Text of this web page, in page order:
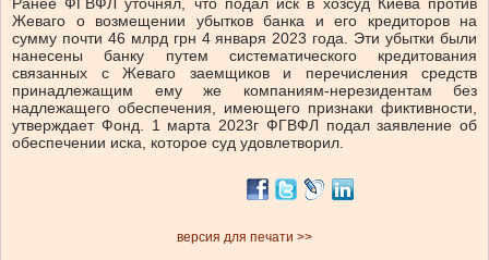
Ранее ФГВФЛ уточнял, что подал иск в хозсуд Киева против
Жеваго о возмещении убытков банка и его кредиторов на
сумму почти 46 млрд грн 4 января 2023 года. Эти убытки были
нанесены банку путем систематического кредитования
связанных с Жеваго заемщиков и перечисления средств
принадлежащим ему же компаниям-нерезидентам без
надлежащего обеспечения, имеющего признаки фиктивности,
утверждает Фонд. 1 марта 2023г ФГВФЛ подал заявление об
обеспечении иска, которое суд удовлетворил.
версия для печати >>